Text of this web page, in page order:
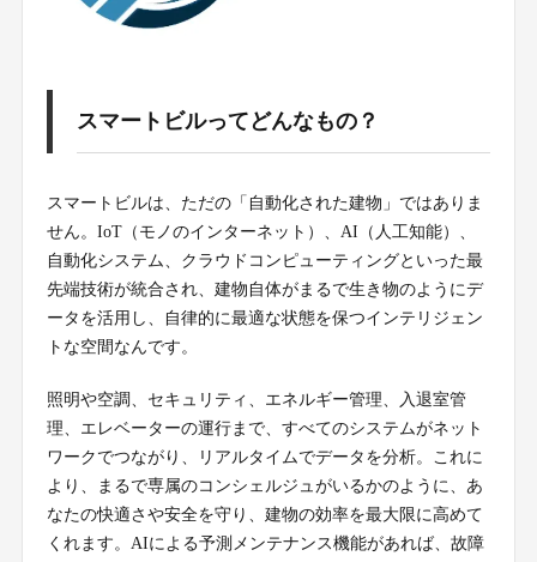
スマートビルってどんなもの？
スマートビルは、ただの「自動化された建物」ではありま
せん。IoT（モノのインターネット）、AI（人工知能）、
自動化システム、クラウドコンピューティングといった最
先端技術が統合され、建物自体がまるで生き物のようにデ
ータを活用し、自律的に最適な状態を保つインテリジェン
トな空間なんです。
照明や空調、セキュリティ、エネルギー管理、入退室管
理、エレベーターの運行まで、すべてのシステムがネット
ワークでつながり、リアルタイムでデータを分析。これに
より、まるで専属のコンシェルジュがいるかのように、あ
なたの快適さや安全を守り、建物の効率を最大限に高めて
くれます。AIによる予測メンテナンス機能があれば、故障